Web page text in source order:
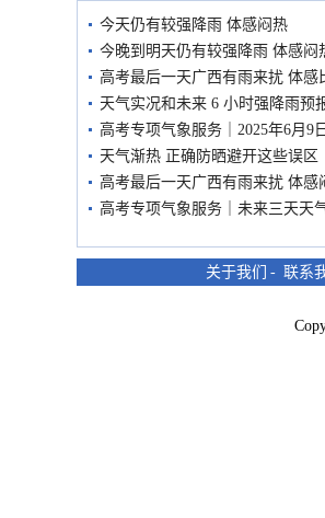
今天仍有较强降雨 体感闷热
今晚到明天仍有较强降雨 体感闷
高考最后一天广西有雨来扰 体感
天气实况和未来 6 小时强降雨预
高考专项气象服务｜2025年6月9
天气渐热 正确防晒避开这些误区
高考最后一天广西有雨来扰 体感
高考专项气象服务｜未来三天天
关于我们 - 联系